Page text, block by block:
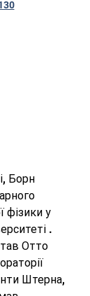
Борн
фізики у
.
Отто
Штерна,